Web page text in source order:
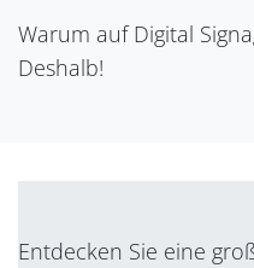
Warum auf Digital
Deshalb!
Entdecken Sie eine